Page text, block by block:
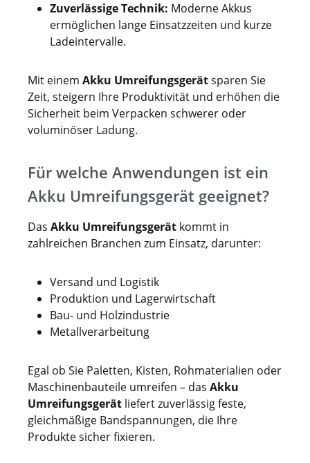
Zuverlässige Technik: Moderne Akkus
ermöglichen lange Einsatzzeiten und kurze
Ladeintervalle.
Mit einem Akku Umreifungsgerätsparen Sie
Zeit, steigern Ihre Produktivität und erhöhen die
Sicherheit beim Verpacken schwerer oder
voluminöser Ladung.
Für welche Anwendungen ist ein
Akku Umreifungsgerät geeignet?
Das Akku Umreifungsgerät kommt in
zahlreichen Branchen zum Einsatz, darunter:
Versand und Logistik
Produktion und Lagerwirtschaft
Bau- und Holzindustrie
Metallverarbeitung
Egal ob Sie Paletten, Kisten, Rohmaterialien oder
Maschinenbauteile umreifen – das Akku
Umreifungsgerät liefert zuverlässig feste,
gleichmäßige Bandspannungen, die Ihre
Produkte sicher fixieren.